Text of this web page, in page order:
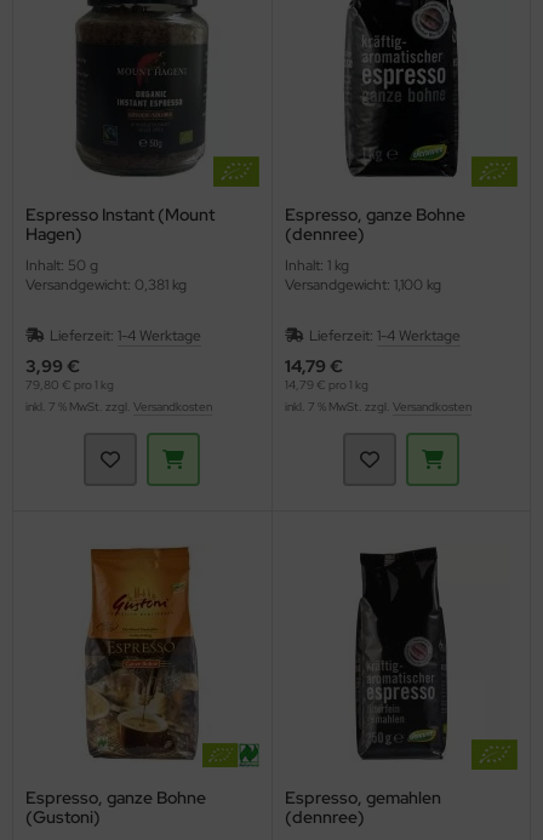
Espresso Instant (Mount
Hagen)
Inhalt: 50 g
Versandgewicht: 0,381 kg
Lieferzeit: 1-4 Werktage
3,99 €
79,80 € pro 1 kg
inkl. 7 % MwSt. zzgl. Versandkosten
Espresso, ganze Bohne
(dennree)
Inhalt: 1 kg
Versandgewicht: 1,100 kg
Lieferzeit: 1-4 Werktage
14,79 €
14,79 € pro 1 kg
inkl. 7 % MwSt. zzgl. Versandkosten
Espresso, ganze Bohne
(Gustoni)
Espresso, gemahlen
(dennree)